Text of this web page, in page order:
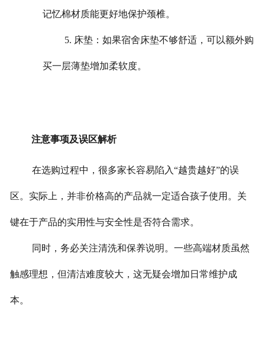
记忆棉材质能更好地保护颈椎。
5. 床垫：如果宿舍床垫不够舒适，可以额外购
买一层薄垫增加柔软度。
注意事项及误区解析
在选购过程中，很多家长容易陷入“越贵越好”的误
区。实际上，并非价格高的产品就一定适合孩子使用。关
键在于产品的实用性与安全性是否符合需求。
同时，务必关注清洗和保养说明。一些高端材质虽然
触感理想，但清洁难度较大，这无疑会增加日常维护成
本。